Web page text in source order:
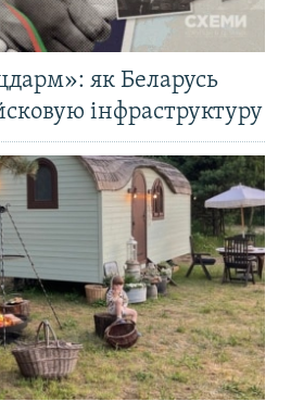
як Беларусь
інфраструктуру